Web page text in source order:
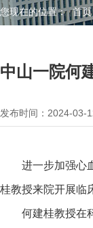
您现在的位置： 首页
中山一院何
发布时间：2024-03-
进一步加强心
桂教授来院开展临
何建桂教授在